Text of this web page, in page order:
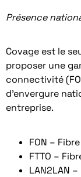
Présence
Covage est le
proposer une
connectivité
d’envergure
entreprise.
FON –
FTTO –
LAN2LAN